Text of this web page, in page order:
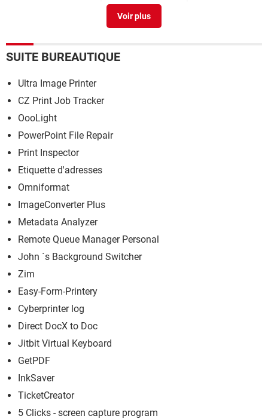
Le Coran en français (PDF)> Télécharger - Histoire &
Religion
SUITE BUREAUTIQUE
Ultra Image Printer
CZ Print Job Tracker
OooLight
PowerPoint File Repair
Print Inspector
Etiquette d'adresses
Omniformat
ImageConverter Plus
Metadata Analyzer
Remote Queue Manager Personal
John `s Background Switcher
Zim
Easy-Form-Printery
Cyberprinter log
Direct DocX to Doc
Jitbit Virtual Keyboard
GetPDF
InkSaver
TicketCreator
5 Clicks - screen capture program